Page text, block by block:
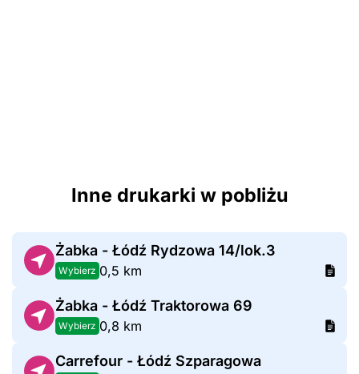
Inne drukarki w pobliżu
Żabka - Łódź Rydzowa 14/lok.3
Wybierz 0,5 km
Żabka - Łódź Traktorowa 69
Wybierz 0,8 km
Carrefour - Łódź Szparagowa